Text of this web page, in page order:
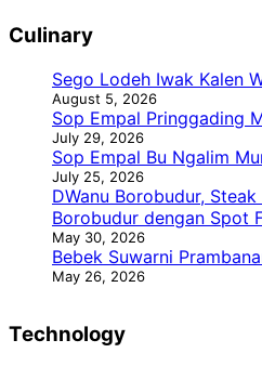
Culinary
Sego Lodeh Iwak Kalen
August 5, 2026
Sop Empal Pringgading
July 29, 2026
Sop Empal Bu Ngalim
July 25, 2026
DWanu Borobudur,
Borobudur dengan Spot
May 30, 2026
Bebek Suwarni
May 26, 2026
Technology